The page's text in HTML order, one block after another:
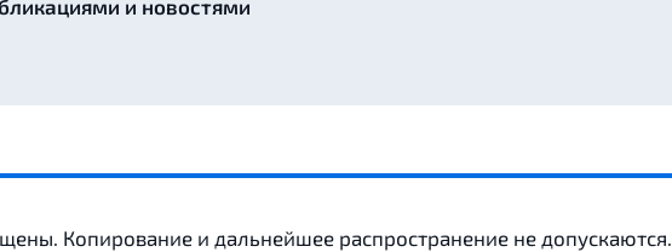
и новостями
Копирование и дальнейшее распространение не допускаются.